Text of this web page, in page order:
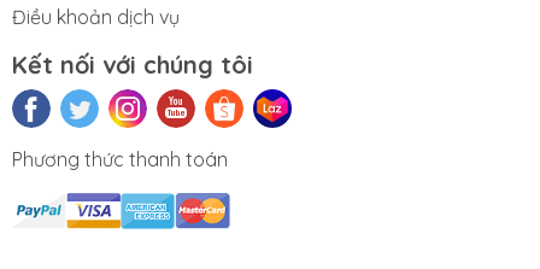
Điều khoản dịch vụ
Kết nối với chúng tôi
Phương thức thanh toán